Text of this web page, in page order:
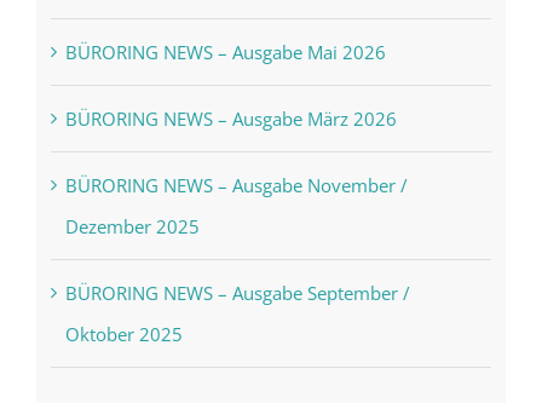
BÜRORING NEWS – Ausgabe Mai 2026
BÜRORING NEWS – Ausgabe März 2026
BÜRORING NEWS – Ausgabe November /
Dezember 2025
BÜRORING NEWS – Ausgabe September /
Oktober 2025